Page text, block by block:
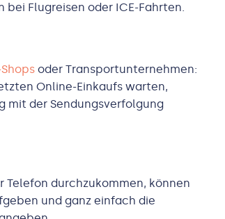
Flugreisen oder ICE-Fahrten.
oder Transportunternehmen:
Online-Einkaufs warten,
mit der Sendungsverfolgung
durchzukommen, können
und ganz einfach die